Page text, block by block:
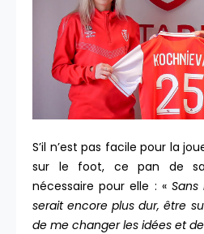
S’il n’est pas facile pour la
sur le foot, ce pan de sa
nécessaire pour elle : «
serait encore plus dur, être
de me changer les idées et